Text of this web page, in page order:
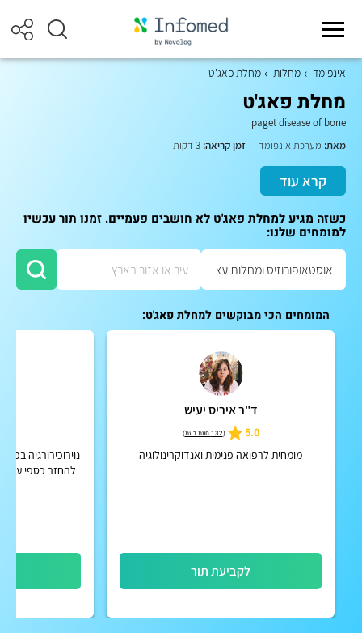
אינפומד מחלות מחלת פאג'ט
מחלת פאג'ט
paget disease of bone
מאת: מערכת אינפומד זמן קריאה:
קרא עוד
כשזה מגיע למחלת פאג'ט לא חושבים פעמיים. זמנו תור עכשיו
למומחים שלנו:
המומחים הכי מבוקשים למחלת פאג'ט:
ד"ר איריס יעיש
5.0
(132 חוות דעת )
מומחית לרפואה פנימית ואנדוקרינולוגיה
לקביעת תור
נוירוכירורגיה
להחזר כספי על